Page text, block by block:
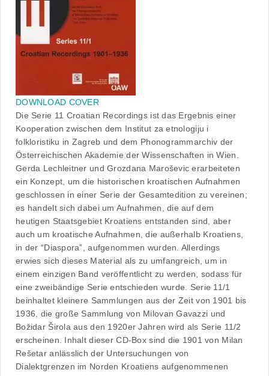
DOWNLOAD COVER
Die Serie 11 Croatian Recordings ist das Ergebnis einer
Kooperation zwischen dem Institut za etnologiju i
folkloristiku in Zagreb und dem Phonogrammarchiv der
Österreichischen Akademie der Wissenschaften in Wien.
Gerda Lechleitner und Grozdana Maroševic erarbeiteten
ein Konzept, um die historischen kroatischen Aufnahmen
geschlossen in einer Serie der Gesamtedition zu vereinen;
es handelt sich dabei um Aufnahmen, die auf dem
heutigen Staatsgebiet Kroatiens entstanden sind, aber
auch um kroatische Aufnahmen, die außerhalb Kroatiens,
in der “Diaspora”, aufgenommen wurden. Allerdings
erwies sich dieses Material als zu umfangreich, um in
einem einzigen Band veröffentlicht zu werden, sodass für
eine zweibändige Serie entschieden wurde. Serie 11/1
beinhaltet kleinere Sammlungen aus der Zeit von 1901 bis
1936, die große Sammlung von Milovan Gavazzi und
Božidar Širola aus den 1920er Jahren wird als Serie 11/2
erscheinen. Inhalt dieser CD-Box sind die 1901 von Milan
Rešetar anlässlich der Untersuchungen von
Dialektgrenzen im Norden Kroatiens aufgenommenen